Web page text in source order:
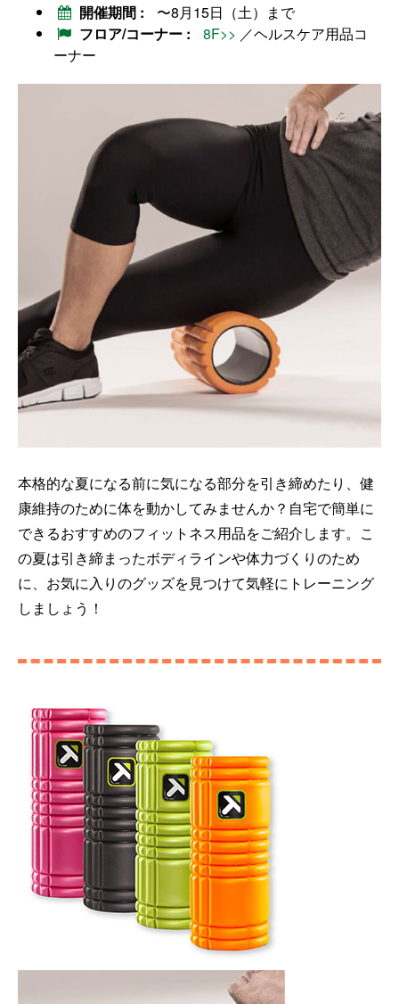
開催期間
〜8月15日（土）まで
フロア/コーナー
8F>> ／ヘルスケア用品コ
ーナー
本格的な夏になる前に気になる部分を引き締めたり、健
康維持のために体を動かしてみませんか？自宅で簡単に
できるおすすめのフィットネス用品をご紹介します。こ
の夏は引き締まったボディラインや体力づくりのため
に、お気に入りのグッズを見つけて気軽にトレーニング
しましょう！